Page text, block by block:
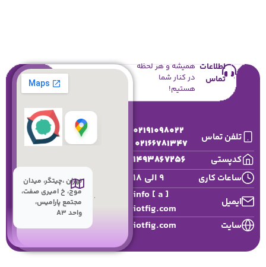
اطلاعات
تماس
همیشه و هر لحظه
در کنار شما
هستیم!
تلفن تماس
02191098022
02166781347
کدپستی
1493867256
ساعات کاری 9 الی 18
ایمیل
info [ a ]
iotfig.com
سایت iotfig.com
تهران ،چیتگر، میدان
موج، خ امیری صفت،
مجتمع پارامیس،
واحد A3